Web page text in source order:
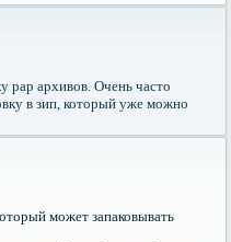
рар архивов. Очень часто
в зип, который уже можно
может запаковывать